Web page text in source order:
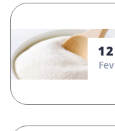
12
Fev